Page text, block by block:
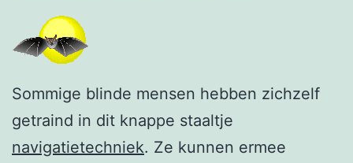
Sommige blinde mensen hebben zichzelf
getraind in dit knappe staaltje
navigatietechniek. Ze kunnen ermee